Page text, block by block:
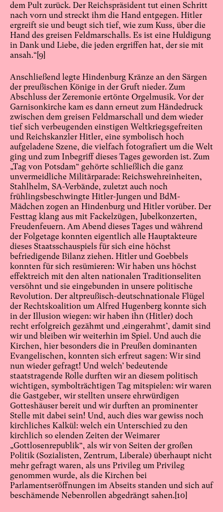
dem Pult zurück. Der Reichspräsident tut einen Schritt
nach vorn und streckt ihm die Hand entgegen. Hitler
ergreift sie und beugt sich tief, wie zum Kuss, über die
Hand des greisen Feldmarschalls. Es ist eine Huldigung
in Dank und Liebe, die jeden ergriffen hat, der sie mit
ansah.“ [9]
Anschließend legte Hindenburg Kränze an den Särgen
der preußischen Könige in der Gruft nieder. Zum
Abschluss der Zeremonie ertönte Orgelmusik. Vor der
Garnisonkirche kam es dann erneut zum Händedruck
zwischen dem greisen Feldmarschall und dem wieder
tief sich verbeugenden einstigen Weltkriegsgefreiten
und Reichskanzler Hitler, eine symbolisch hoch
aufgeladene Szene, die vielfach fotografiert um die Welt
ging und zum Inbegriff dieses Tages geworden ist. Zum
„Tag von Potsdam“ gehörte schließlich die ganz
unvermeidliche Militärparade: Reichswehreinheiten,
Stahlhelm, SA-Verbände, zuletzt auch noch
frühlingsbeschwingte Hitler-Jungen und BdM-
Mädchen zogen an Hindenburg und Hitler vorüber. Der
Festtag klang aus mit Fackelzügen, Jubelkonzerten,
Freudenfeuern. Am Abend dieses Tages und während
der Folgetage konnten eigentlich alle Hauptakteure
dieses Staatsschauspiels für sich eine höchst
befriedigende Bilanz ziehen. Hitler und Goebbels
konnten für sich resümieren: Wir haben uns höchst
effektreich mit den alten nationalen Traditionseliten
versöhnt und sie eingebunden in unsere politische
Revolution. Der altpreußisch-deutschnationale Flügel
der Rechtskoalition um Alfred Hugenberg konnte sich
in der Illusion wiegen: wir haben ihn (Hitler) doch
recht erfolgreich gezähmt und ‚eingerahmt’, damit sind
wir und bleiben wir weiterhin im Spiel. Und auch die
Kirchen, hier besonders die in Preußen dominanten
Evangelischen, konnten sich erfreut sagen: Wir sind
nun wieder gefragt! Und welch’ bedeutende
staatstragende Rolle durften wir an diesem politisch
wichtigen, symbolträchtigen Tag mitspielen: wir waren
die Gastgeber, wir stellten unsere ehrwürdigen
Gotteshäuser bereit und wir durften an prominenter
Stelle mit dabei sein! Und, auch dies war gewiss noch
kirchliches Kalkül: welch ein Unterschied zu den
kirchlich so elenden Zeiten der Weimarer
„Gottlosenrepublik“, als wir von Seiten der großen
Politik (Sozialisten, Zentrum, Liberale) überhaupt nicht
mehr gefragt waren, als uns Privileg um Privileg
genommen wurde, als die Kirchen bei
Parlamentseröffnungen im Abseits standen und sich auf
beschämende Nebenrollen abgedrängt sahen. [10]